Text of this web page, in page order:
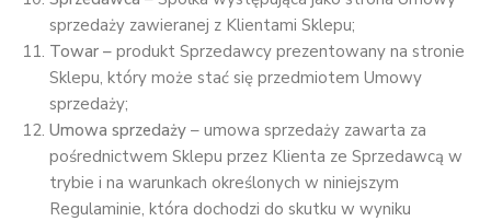
sprzedaży zawieranej z Klientami Sklepu;
Towar – produkt Sprzedawcy prezentowany na stronie
Sklepu, który może stać się przedmiotem Umowy
sprzedaży;
Umowa sprzedaży – umowa sprzedaży zawarta za
pośrednictwem Sklepu przez Klienta ze Sprzedawcą w
trybie i na warunkach określonych w niniejszym
Regulaminie, która dochodzi do skutku w wyniku